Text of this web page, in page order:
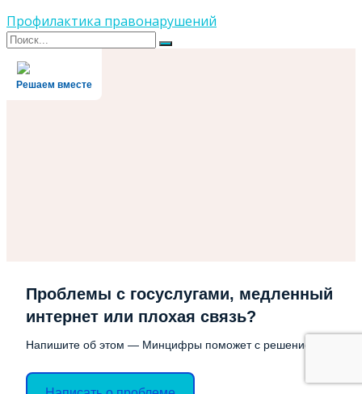
Профилактика правонарушений
Поиск
Поиск
Решаем вместе
Проблемы с госуслугами, медленный
интернет или плохая связь?
Напишите об этом — Минцифры поможет с решением